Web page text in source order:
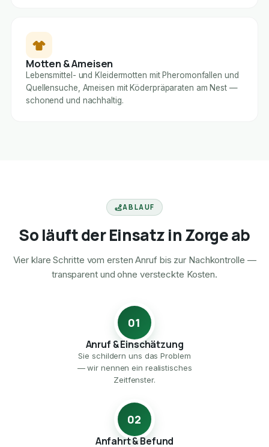
Motten & Ameisen
Lebensmittel- und Kleidermotten mit Pheromonfallen und
Quellensuche, Ameisen mit Köderpräparaten am Nest —
schonend und nachhaltig.
ABLAUF
So läuft der Einsatz in Zorge ab
Vier klare Schritte vom ersten Anruf bis zur Nachkontrolle —
transparent und ohne versteckte Kosten.
01
Anruf & Einschätzung
Sie schildern uns das Problem
— wir nennen ein realistisches
Zeitfenster.
02
Anfahrt & Befund